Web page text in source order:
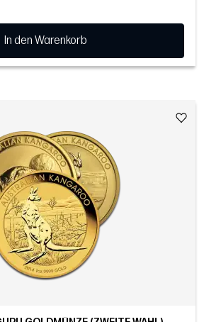
In den Warenkorb